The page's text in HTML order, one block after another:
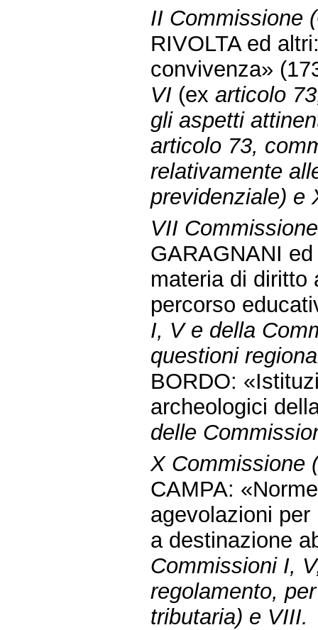
II Commissione
RIVOLTA ed
convivenza»
VI (exarticolo
gli aspetti
articolo 73,
relativamente
previdenziale) e
VII
GARAGNANI
materia di diritto
percorso
I, V e della
questioni
BORDO:
archeologici
delle
X Commissione
CAMPA:
agevolazioni
a destinazione
Commissioni I,
regolamento,
tributaria) e VIII.